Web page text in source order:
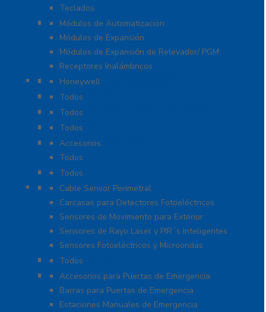
Teclados
Módulos de Expansión
Módulos de Automatización
Módulos de Expansión
Módulos de Expansión de Relevador/ PGM
Receptores Inalámbricos
Megafonía y Audioevacuación
Honeywell
Paneles de Alarma
Todos
Protección Contra Sobretensiones
Todos
Videoverificación
Todos
Generadores de Niebla
Accesorios
Todos
Teclados
Todos
Protección Perimetral
Cable Sensor Perimetral
Carcasas para Detectores Fotoeléctricos
Sensores de Movimiento para Exterior
Sensores de Rayo Laser y PIR´s Inteligentes
Sensores Fotoeléctricos y Microondas
Señalamientos
Todos
Sistemas de Emergencia
Accesorios para Puertas de Emergencia
Barras para Puertas de Emergencia
Estaciones Manuales de Emergencia